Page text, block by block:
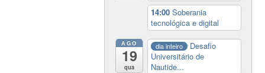
14:00Soberania
tecnológica e digital
AGO
19
qua
dia inteiro
Desafio
Universitário de
Nautide...